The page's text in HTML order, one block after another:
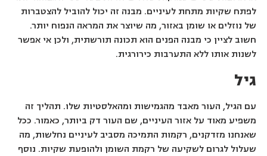
לפתח שקיות מתחת לעיניים. מבנה זה יכול להוביל להצטברות
של נוזלים או שומן באזור, מה שיוצר את המראה הנפוח יותר.
חשוב לציין כי מבנה הפנים הוא תכונה תורשתית, ולכן אי אפשר
לשנות אותו ללא התערבות כירורגית.
גיל
עם הגיל, העור מאבד מהגמישות ומהאלסטיות שלו. תהליך זה
משפיע מאוד על אזור העיניים, שם העור דק ביותר, כאמור. ככל
שאנחנו מזדקנים, רקמות התמיכה מסביב לעיניים נחלשות, מה
שעלול לגרום לשקיעה של רקמת השומן ולהופעת שקיות. נוסף